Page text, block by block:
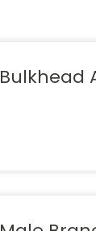
Bulkhead